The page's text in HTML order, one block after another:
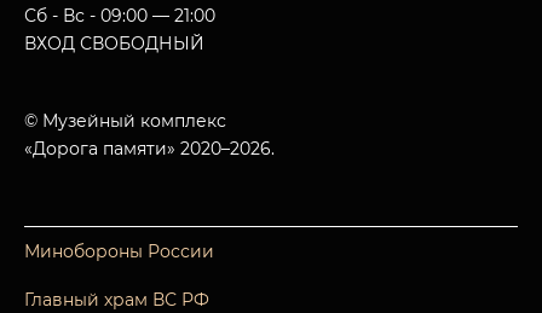
Сб - Вс - 09:00 — 21:00
ВХОД СВОБОДНЫЙ
© Музейный комплекс
«Дорога памяти» 2020–2026.
Минобороны России
Главный храм ВС РФ